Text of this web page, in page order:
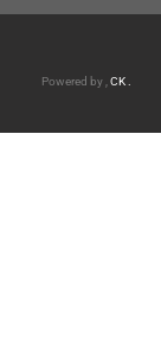
Powered by , CK .